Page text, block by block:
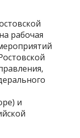
рабочая
и